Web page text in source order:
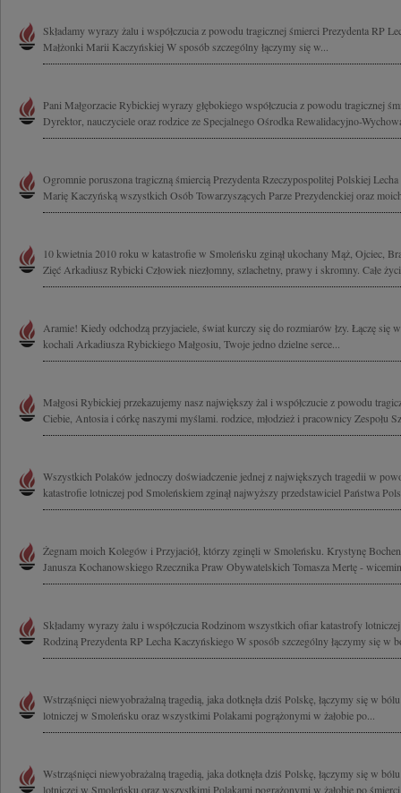
Składamy wyrazy żalu i współczucia z powodu tragicznej śmierci Prezydenta RP
Małżonki Marii Kaczyńskiej W sposób szczególny łączymy się w...
Pani Małgorzacie Rybickiej wyrazy głębokiego współczucia z powodu tragicznej
Dyrektor, nauczyciele oraz rodzice ze Specjalnego Ośrodka Rewalidacyjno-
Ogromnie poruszona tragiczną śmiercią Prezydenta Rzeczypospolitej Polskiej
Marię Kaczyńską wszystkich Osób Towarzyszących Parze Prezydenckiej oraz
10 kwietnia 2010 roku w katastrofie w Smoleńsku zginął ukochany Mąż, Ojciec,
Zięć Arkadiusz Rybicki Człowiek niezłomny, szlachetny, prawy i skromny. Całe
Aramie! Kiedy odchodzą przyjaciele, świat kurczy się do rozmiarów łzy. Łączę się
kochali Arkadiusza Rybickiego Małgosiu, Twoje jedno dzielne serce...
Małgosi Rybickiej przekazujemy nasz największy żal i współczucie z powodu
Ciebie, Antosia i córkę naszymi myślami. rodzice, młodzież i pracownicy Zespołu
Wszystkich Polaków jednoczy doświadczenie jednej z największych tragedii w
katastrofie lotniczej pod Smoleńskiem zginął najwyższy przedstawiciel Państwa
Żegnam moich Kolegów i Przyjaciół, którzy zginęli w Smoleńsku. Krystynę
Janusza Kochanowskiego Rzecznika Praw Obywatelskich Tomasza Mertę -
Składamy wyrazy żalu i współczucia Rodzinom wszystkich ofiar katastrofy
Rodziną Prezydenta RP Lecha Kaczyńskiego W sposób szczególny łączymy się w
Wstrząśnięci niewyobrażalną tragedią, jaka dotknęła dziś Polskę, łączymy się w
lotniczej w Smoleńsku oraz wszystkimi Polakami pogrążonymi w żałobie po...
Wstrząśnięci niewyobrażalną tragedią, jaka dotknęła dziś Polskę, łączymy się w
lotniczej w Smoleńsku oraz wszystkimi Polakami pogrążonymi w żałobie po